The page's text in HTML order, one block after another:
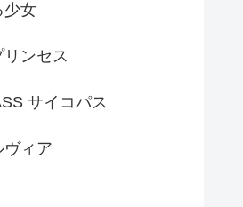
少女
ンセス
サイコパス
ィア